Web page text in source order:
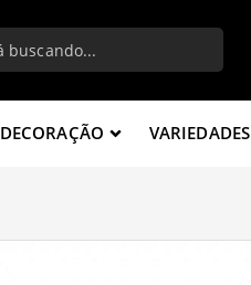
DECORAÇÃO VARIEDADES